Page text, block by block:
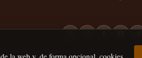
la web y, de forma opcional, cookies